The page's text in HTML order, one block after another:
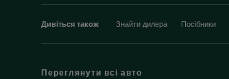
Дивіться також Знайти дилера Посібники
Переглянути всі авто